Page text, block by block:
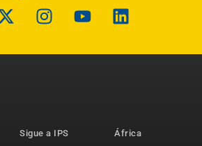
Sigue a IPS
África